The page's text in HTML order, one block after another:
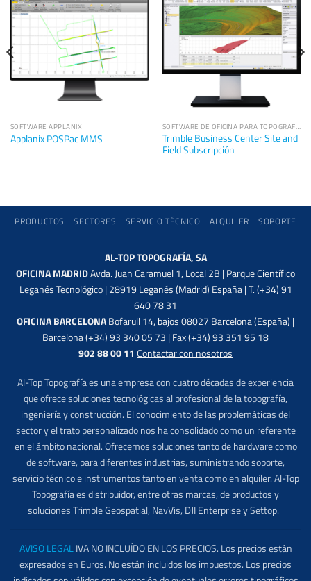
SOFTWARE APPLANIX
Applanix POSPac MMS
SOFTWARE DE OFICINA PARA TOPOGRAFÍA
Trimble Business Center Site and
Field Subscripción
PRODUCTOS SECTORES SERVICIO TÉCNICO ALQUILER SOPORTE
AL-TOP TOPOGRAFÍA, SA
OFICINA MADRIDAvda. Juan Caramuel 1, Local 2B | Parque Científico
Leganés Tecnológico | 28919 Leganés (Madrid) España | T. (+34) 91
640 78 31
OFICINA BARCELONABofarull 14, bajos 08027 Barcelona (España) |
Barcelona (+34) 93 340 05 73 | Fax (+34) 93 351 95 18
902 88 00 11 Contactar con nosotros
Al-Top Topografía es una empresa con cuatro décadas de experiencia
que ofrece soluciones tecnológicas al profesional de la topografía,
ingeniería y construcción. El conocimiento de las problemáticas del
sector y el trato personalizado nos ha consolidado como un referente
en el ámbito nacional. Ofrecemos soluciones tanto de hardware como
de software, para diferentes industrias, suministrando soporte,
servicio técnico e instrumentos tanto en venta como en alquiler. Al-Top
Topografía es distribuidor, entre otras marcas, de productos y
soluciones Trimble Geospatial, NavVis, DJI Enterprise y Settop.
AVISO LEGALIVA NO INCLUÍDO EN LOS PRECIOS. Los precios están
expresados en Euros. No están incluidos los impuestos. Los precios